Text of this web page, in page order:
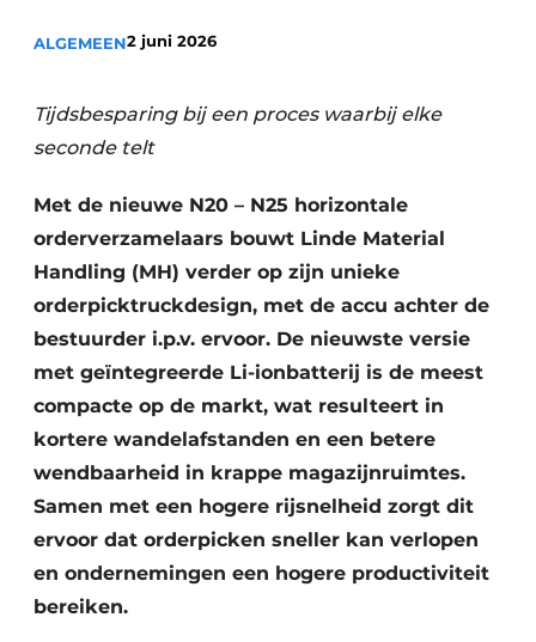
ALGEMEEN2 juni 2026
Tijdsbesparing bij een proces waarbij elke
seconde telt
Met de nieuwe N20 – N25 horizontale
orderverzamelaars bouwt Linde Material
Handling (MH) verder op zijn unieke
orderpicktruckdesign, met de accu achter de
bestuurder i.p.v. ervoor. De nieuwste versie
met geïntegreerde Li-ionbatterij is de meest
compacte op de markt, wat resulteert in
kortere wandelafstanden en een betere
wendbaarheid in krappe magazijnruimtes.
Samen met een hogere rijsnelheid zorgt dit
ervoor dat orderpicken sneller kan verlopen
en ondernemingen een hogere productiviteit
bereiken.